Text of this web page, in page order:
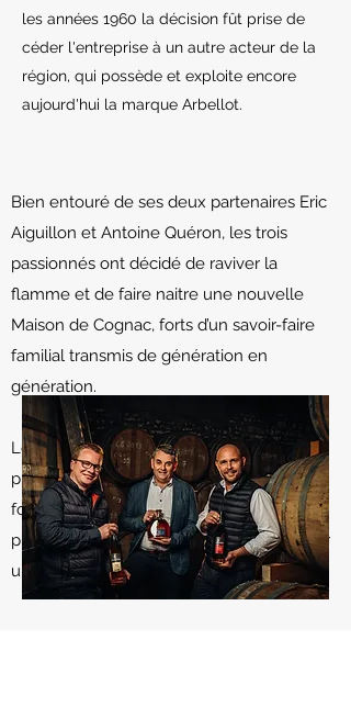
les années 1960 la décision fût prise de
céder l'entreprise à un autre acteur de la
région, qui possède et exploite encore
aujourd'hui la marque Arbellot.
Bien entouré de ses deux partenaires Eric
Aiguillon et Antoine Quéron, les trois
passionnés ont décidé de raviver la
flamme et de faire naitre une nouvelle
Maison de Cognac, forts d’un savoir-faire
familial transmis de génération en
génération.
Leur complémentarité, leur passion du
produit et leur goût pour l'excellence en
font la recette idéale pour développer ce
projet et faire de la Maison A. de Vacqueur
un acteur important de la région.